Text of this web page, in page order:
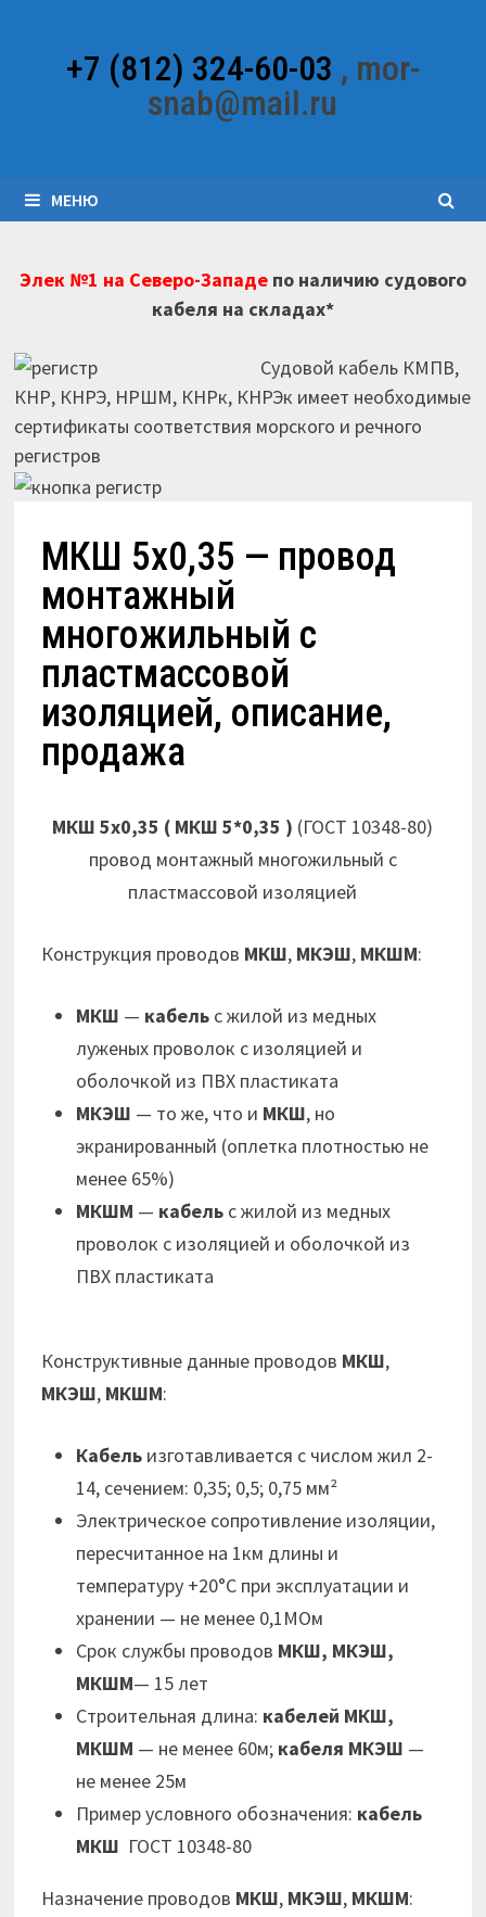
содержимому+7 (812) 324-60-03 , mor-
snab@mail.ru
МЕНЮ
Элек №1 на Северо-Западепо наличию судового
кабеля на складах*
Судовой кабель КМПВ,
КНР, КНРЭ, НРШМ, КНРк, КНРЭк имеет необходимые
сертификаты соответствия морского и речного
регистров
МКШ 5х0,35 — провод
монтажный
многожильный с
пластмассовой
изоляцией, описание,
продажа
МКШ 5х0,35 ( МКШ 5*0,35 ) (ГОСТ 10348-80)
провод монтажный многожильный с
пластмассовой изоляцией
Конструкция проводов МКШ, МКЭШ, МКШМ:
МКШ — кабель с жилой из медных
луженых проволок с изоляцией и
оболочкой из ПВХ пластиката
МКЭШ — то же, что и МКШ, но
экранированный (оплетка плотностью не
менее 65%)
МКШМ — кабель с жилой из медных
проволок с изоляцией и оболочкой из
ПВХ пластиката
Конструктивные данные проводов МКШ,
МКЭШ, МКШМ:
Кабель изготавливается с числом жил 2-
14, сечением: 0,35; 0,5; 0,75 мм²
Электрическое сопротивление изоляции,
пересчитанное на 1км длины и
температуру +20°С при эксплуатации и
хранении — не менее 0,1МОм
Срок службы проводов МКШ, МКЭШ,
МКШМ— 15 лет
Строительная длина: кабелей МКШ,
МКШМ — не менее 60м; кабеля МКЭШ —
не менее 25м
Пример условного обозначения: кабель
МКШ ГОСТ 10348-80
Назначение проводов МКШ, МКЭШ, МКШМ: